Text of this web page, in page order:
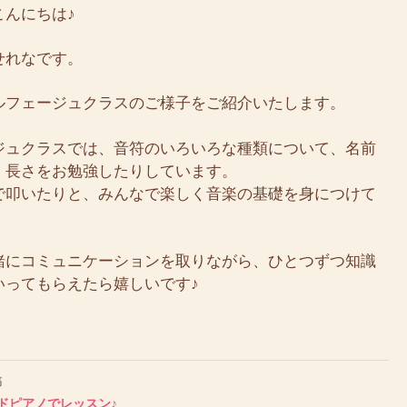
にちは♪
なです。
ェージュクラスのご様子をご紹介いたします。
ュクラスでは、音符のいろいろな種類について、名前
さをお勉強したりしています。
いたりと、みんなで楽しく音楽の基礎を身につけて
にコミュニケーションを取りながら、ひとつずつ知識
てもらえたら嬉しいです♪
ピアノでレッスン♪